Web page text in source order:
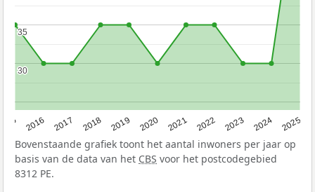
2016 2017 2018 2019 2020 2021 2022 2023 2024 2025
30
30
35
35
Bovenstaande grafiek toont het aantal inwoners per jaar op
basis van de data van het CBS voor het postcodegebied
8312 PE.